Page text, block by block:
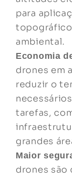
para
ambiental.
Economia
drones em
reduzir o
tarefas,
grandes
Maior
drones são